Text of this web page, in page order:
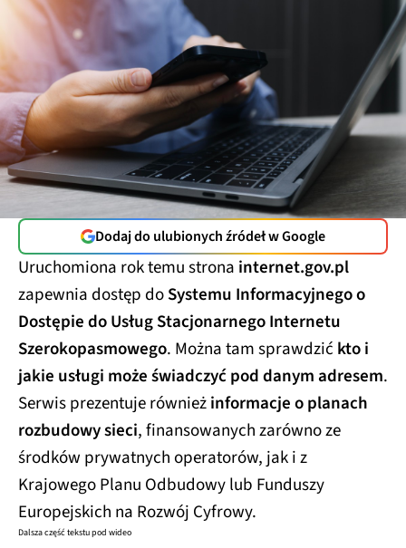
Dodaj do ulubionych źródeł w Google
Uruchomiona rok temu strona internet.gov.pl
zapewnia dostęp doSystemu Informacyjnego o
Dostępie do Usług Stacjonarnego Internetu
Szerokopasmowego. Można tam sprawdzić kto i
jakie usługi może świadczyć pod danym adresem.
Serwis prezentuje równieżinformacje o planach
rozbudowy sieci, finansowanych zarówno ze
środków prywatnych operatorów, jak i z
Krajowego Planu Odbudowy lub Funduszy
Europejskich na Rozwój Cyfrowy.
Dalsza część tekstu pod wideo